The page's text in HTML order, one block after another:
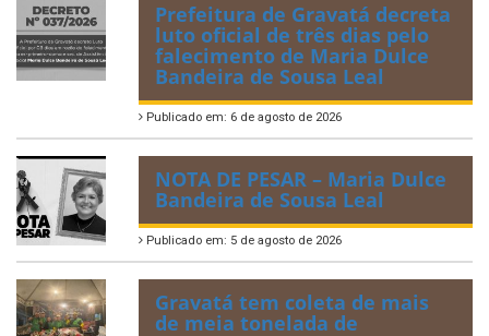
Prefeitura de Gravatá decreta
luto oficial de três dias pelo
falecimento de Maria Dulce
Bandeira de Sousa Leal
Publicado em: 6 de agosto de 2026
NOTA DE PESAR – Maria Dulce
Bandeira de Sousa Leal
Publicado em: 5 de agosto de 2026
Gravatá tem coleta de mais
de meia tonelada de